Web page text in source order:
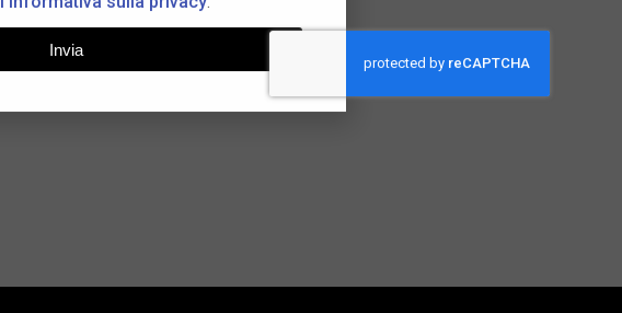
Invia